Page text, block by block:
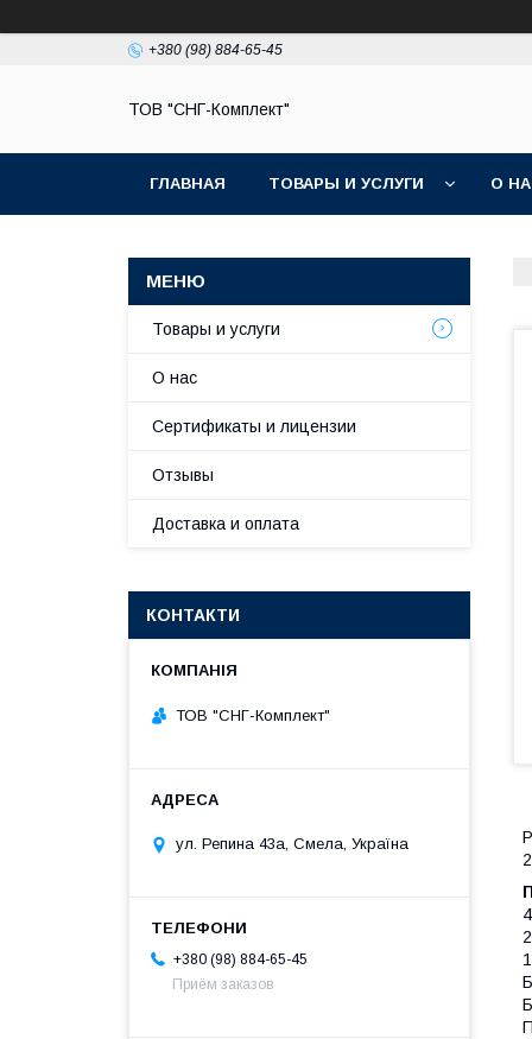
+380 (98) 884-65-45
ТОВ "СНГ-Комплект"
ГЛАВНАЯ ТОВАРЫ И УСЛУГИ О
Товары и услуги
О нас
Сертификаты и лицензии
Отзывы
Доставка и оплата
КОНТАКТИ
ТОВ "СНГ-Комплект"
ул. Репина 43а, Смела, Україна
+380 (98) 884-65-45
Приём заказов